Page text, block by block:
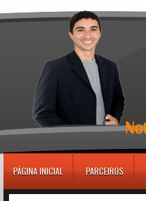
PÁGINA INICIAL PARCEIROS